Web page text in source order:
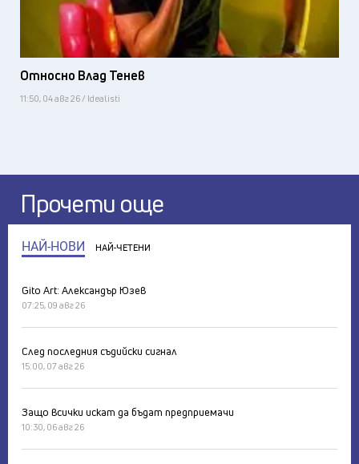
Относно Влад Тенев
11:50, 04 авг 26 / Idealisti
Прочети още
НАЙ-НОВИ НАЙ-ЧЕТЕНИ
Gito Art: Александър Юзев
07:25, 09 авг 26
След последния съдийски сигнал
15:00, 07 авг 26
Защо всички искат да бъдат предприемачи
10:30, 06 авг 26